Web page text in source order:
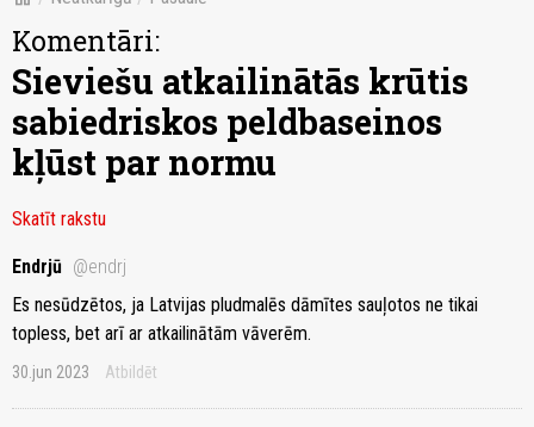
Komentāri:
Sieviešu atkailinātās krūtis
sabiedriskos peldbaseinos
kļūst par normu
Skatīt rakstu
Endrjū @endrj
Es nesūdzētos, ja Latvijas pludmalēs dāmītes sauļotos ne tikai
topless, bet arī ar atkailinātām vāverēm.
30.jun 2023 Atbildēt